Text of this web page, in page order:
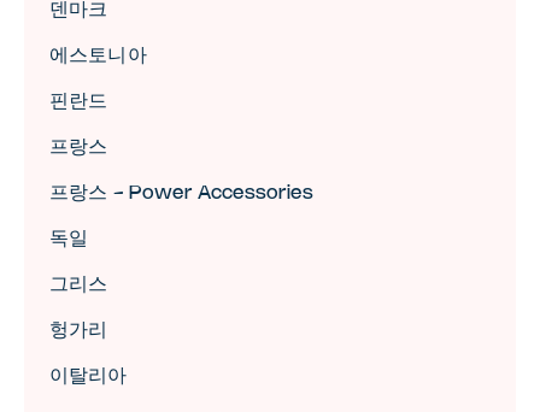
덴마크
에스토니아
핀란드
프랑스
프랑스 - Power Accessories
독일
그리스
헝가리
이탈리아